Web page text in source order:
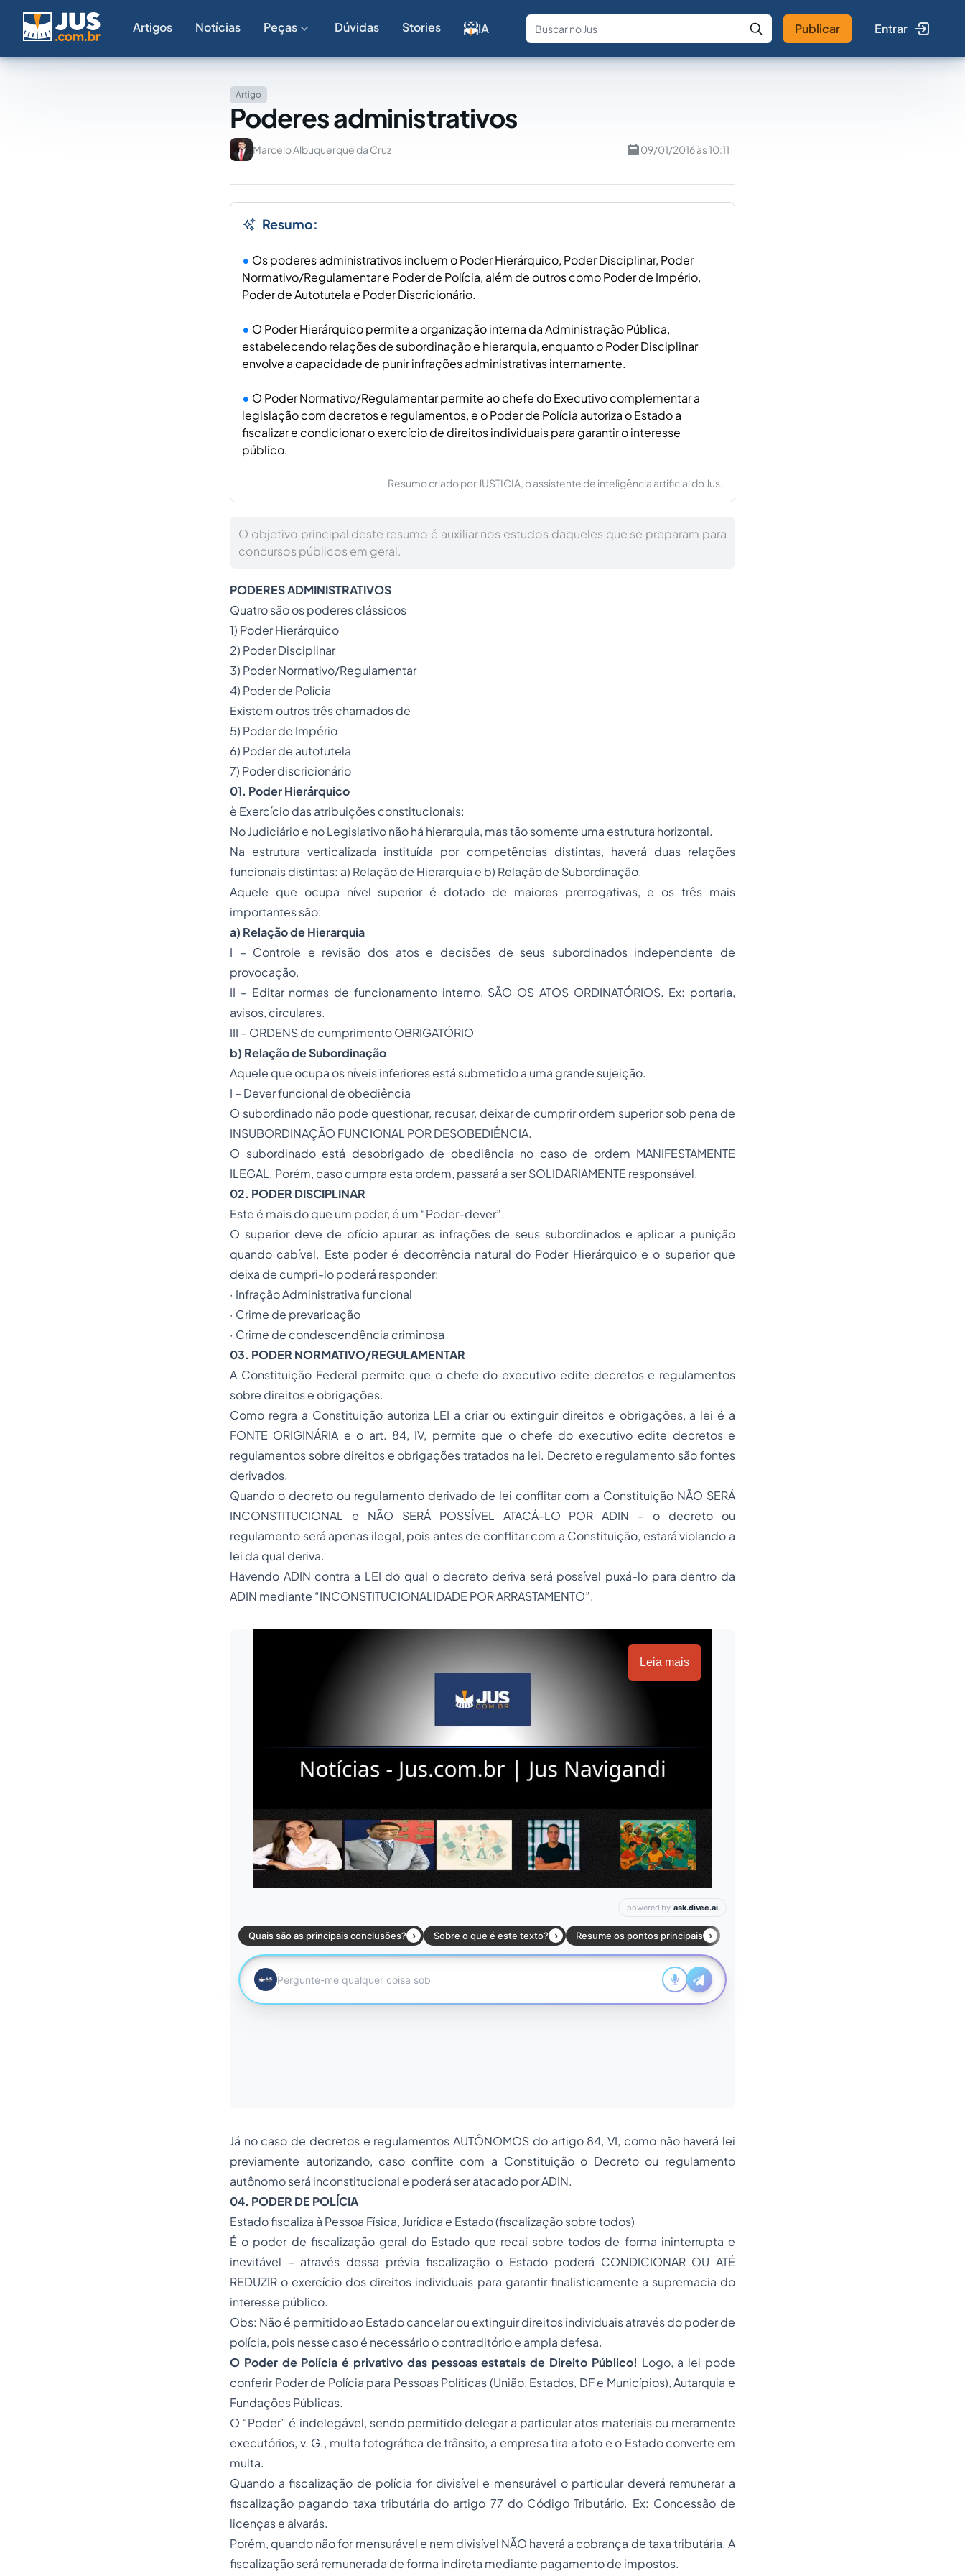
Artigos Notícias Peças Dúvidas Stories IA
Fale com a IA Buscar no Jus
Publicar Entrar
Artigo
Poderes administrativos
Marcelo Albuquerque da Cruz 09/01/2016 às 10:11
Resumo:
Os poderes administrativos incluem o Poder Hierárquico, Poder Disciplinar, Poder
Normativo/Regulamentar e Poder de Polícia, além de outros como Poder de Império,
Poder de Autotutela e Poder Discricionário.
O Poder Hierárquico permite a organização interna da Administração Pública,
estabelecendo relações de subordinação e hierarquia, enquanto o Poder Disciplinar
envolve a capacidade de punir infrações administrativas internamente.
O Poder Normativo/Regulamentar permite ao chefe do Executivo complementar a
legislação com decretos e regulamentos, e o Poder de Polícia autoriza o Estado a
fiscalizar e condicionar o exercício de direitos individuais para garantir o interesse
público.
Resumo criado por JUSTICIA, o assistente de inteligência artificial do Jus.
O objetivo principal deste resumo é auxiliar nos estudos daqueles que se preparam para
concursos públicos em geral.
PODERES ADMINISTRATIVOS
Quatro são os poderes clássicos
1) Poder Hierárquico
2) Poder Disciplinar
3) Poder Normativo/Regulamentar
4) Poder de Polícia
Existem outros três chamados de
5) Poder de Império
6) Poder de autotutela
7) Poder discricionário
01. Poder Hierárquico
è Exercício das atribuições constitucionais:
No Judiciário e no Legislativo não há hierarquia, mas tão somente uma estrutura horizontal.
Na estrutura verticalizada instituída por competências distintas, haverá duas relações
funcionais distintas: a) Relação de Hierarquia e b) Relação de Subordinação.
Aquele que ocupa nível superior é dotado de maiores prerrogativas, e os três mais
importantes são:
a) Relação de Hierarquia
I – Controle e revisão dos atos e decisões de seus subordinados independente de
provocação.
II – Editar normas de funcionamento interno, SÃO OS ATOS ORDINATÓRIOS. Ex: portaria,
avisos, circulares.
III – ORDENS de cumprimento OBRIGATÓRIO
b) Relação de Subordinação
Aquele que ocupa os níveis inferiores está submetido a uma grande sujeição.
I – Dever funcional de obediência
O subordinado não pode questionar, recusar, deixar de cumprir ordem superior sob pena de
INSUBORDINAÇÃO FUNCIONAL POR DESOBEDIÊNCIA.
O subordinado está desobrigado de obediência no caso de ordem MANIFESTAMENTE
ILEGAL. Porém, caso cumpra esta ordem, passará a ser SOLIDARIAMENTE responsável.
02. PODER DISCIPLINAR
Este é mais do que um poder, é um “Poder-dever”.
O superior deve de ofício apurar as infrações de seus subordinados e aplicar a punição
quando cabível. Este poder é decorrência natural do Poder Hierárquico e o superior que
deixa de cumpri-lo poderá responder:
· Infração Administrativa funcional
· Crime de prevaricação
· Crime de condescendência criminosa
03. PODER NORMATIVO/REGULAMENTAR
A Constituição Federal permite que o chefe do executivo edite decretos e regulamentos
sobre direitos e obrigações.
Como regra a Constituição autoriza LEI a criar ou extinguir direitos e obrigações, a lei é a
FONTE ORIGINÁRIA e o art. 84, IV, permite que o chefe do executivo edite decretos e
regulamentos sobre direitos e obrigações tratados na lei. Decreto e regulamento são fontes
derivados.
Quando o decreto ou regulamento derivado de lei conflitar com a Constituição NÃO SERÁ
INCONSTITUCIONAL e NÃO SERÁ POSSÍVEL ATACÁ-LO POR ADIN – o decreto ou
regulamento será apenas ilegal, pois antes de conflitar com a Constituição, estará violando a
lei da qual deriva.
Havendo ADIN contra a LEI do qual o decreto deriva será possível puxá-lo para dentro da
ADIN mediante “INCONSTITUCIONALIDADE POR ARRASTAMENTO”.
Leia mais
Já no caso de decretos e regulamentos AUTÔNOMOS do artigo 84, VI, como não haverá lei
previamente autorizando, caso conflite com a Constituição o Decreto ou regulamento
autônomo será inconstitucional e poderá ser atacado por ADIN.
04. PODER DE POLÍCIA
Estado fiscaliza à Pessoa Física, Jurídica e Estado (fiscalização sobre todos)
É o poder de fiscalização geral do Estado que recai sobre todos de forma ininterrupta e
inevitável – através dessa prévia fiscalização o Estado poderá CONDICIONAR OU ATÉ
REDUZIR o exercício dos direitos individuais para garantir finalisticamente a supremacia do
interesse público.
Obs: Não é permitido ao Estado cancelar ou extinguir direitos individuais através do poder de
polícia, pois nesse caso é necessário o contraditório e ampla defesa.
O Poder de Polícia é privativo das pessoas estatais de Direito Público! Logo, a lei pode
conferir Poder de Polícia para Pessoas Políticas (União, Estados, DF e Municípios), Autarquia e
Fundações Públicas.
O “Poder” é indelegável, sendo permitido delegar a particular atos materiais ou meramente
executórios, v. G., multa fotográfica de trânsito, a empresa tira a foto e o Estado converte em
multa.
Quando a fiscalização de polícia for divisível e mensurável o particular deverá remunerar a
fiscalização pagando taxa tributária do artigo 77 do Código Tributário. Ex: Concessão de
licenças e alvarás.
Porém, quando não for mensurável e nem divisível NÃO haverá a cobrança de taxa tributária. A
fiscalização será remunerada de forma indireta mediante pagamento de impostos.